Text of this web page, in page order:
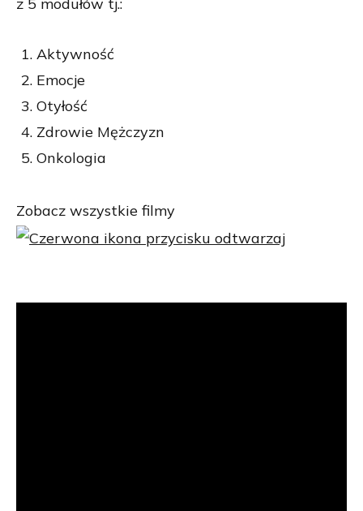
z 5 modułów tj.:
Aktywność
Emocje
Otyłość
Zdrowie Mężczyzn
Onkologia
Zobacz wszystkie filmy